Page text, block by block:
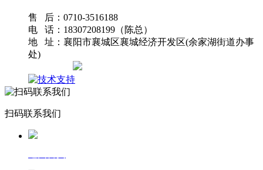
售 后：0710-3516188
电 话：18307208199（陈总）
地 址：襄阳市襄城区襄城经济开发区(余家湖街道办事
处)
扫码联系我们